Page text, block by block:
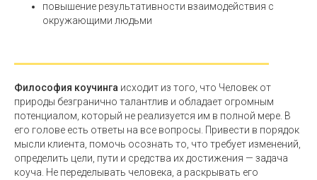
повышение результативности взаимодействия с
окружающими людьми
Философия коучинга исходит из того, что Человек от
природы безгранично талантлив и обладает огромным
потенциалом, который не реализуется им в полной мере. В
его голове есть ответы на все вопросы. Привести в порядок
мысли клиента, помочь осознать то, что требует изменений,
определить цели, пути и средства их достижения — задача
коуча. Не переделывать человека, а раскрывать его